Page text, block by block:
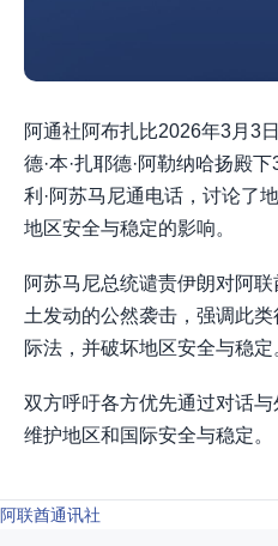
阿通社阿布扎比2026年3月3
德·本·扎耶德·阿勒纳哈扬殿
利·阿苏马尼通电话，讨论了
地区安全与稳定的影响。
阿苏马尼总统谴责伊朗对阿
土发动的公然袭击，强调此
际法，并破坏地区安全与稳定
双方呼吁各方优先通过对话
维护地区和国际安全与稳定。
阿联酋通讯社